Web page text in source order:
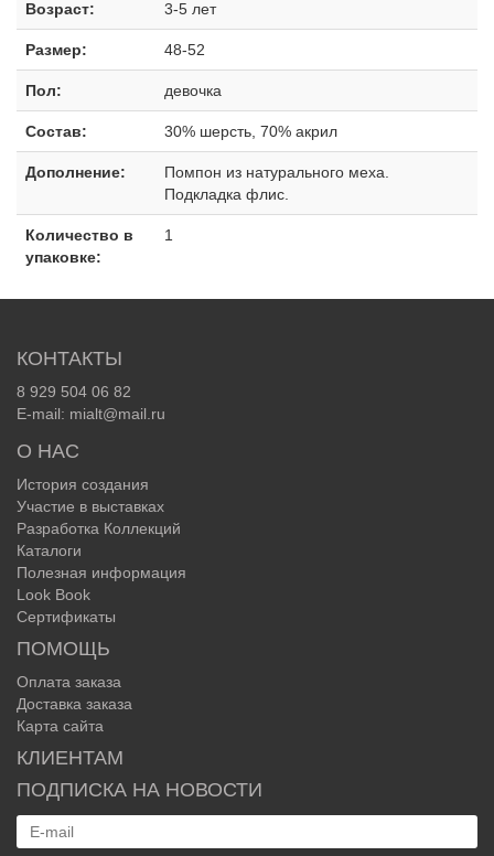
Возраст: 3-5 лет
Размер: 48-52
Пол: девочка
Состав: 30% шерсть, 70% акрил
Дополнение:
Помпон из натурального меха.
Подкладка флис.
Количество в
упаковке:
1
КОНТАКТЫ
8 929 504 06 82
E-mail: mialt@mail.ru
О НАС
История создания
Участие в выставках
Разработка Коллекций
Каталоги
Полезная информация
Look Book
Сертификаты
ПОМОЩЬ
Оплата заказа
Доставка заказа
Карта сайта
КЛИЕНТАМ
ПОДПИСКА НА НОВОСТИ